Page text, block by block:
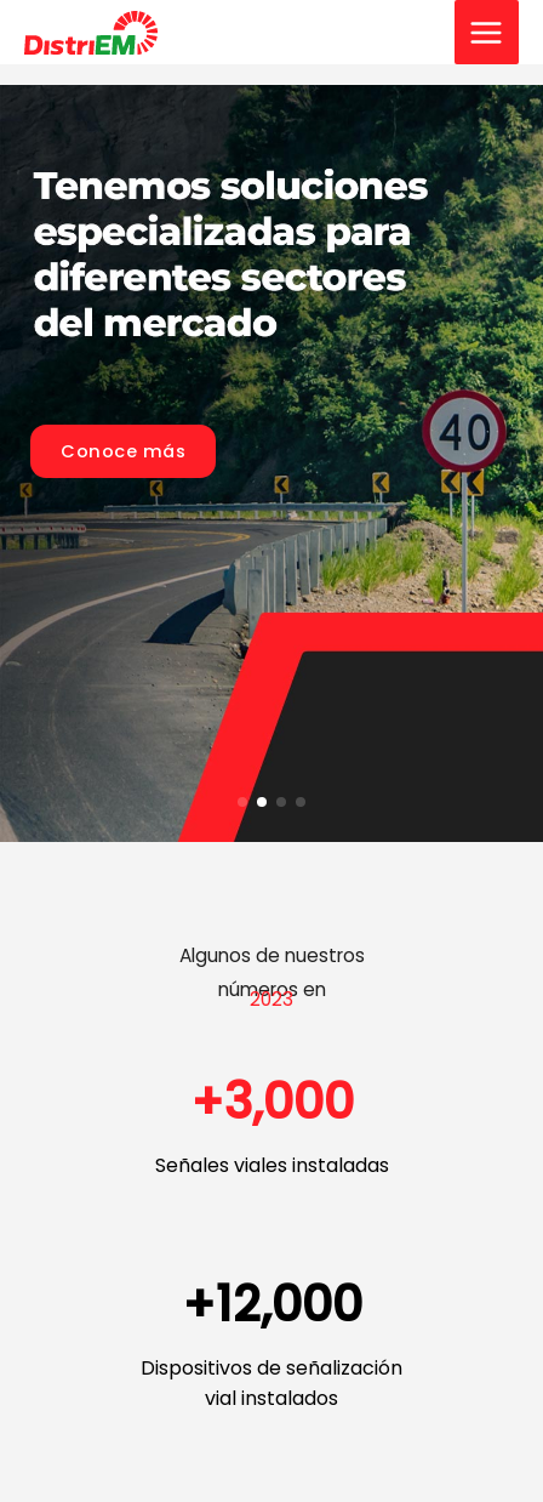
contenido
Conoce más
Algunos de nuestros
números en
2023
+3,000
Señales viales instaladas
+12,000
Dispositivos de señalización
vial instalados